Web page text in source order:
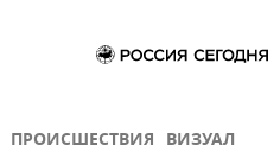
ПРОИСШЕСТВИЯ ВИЗУАЛ